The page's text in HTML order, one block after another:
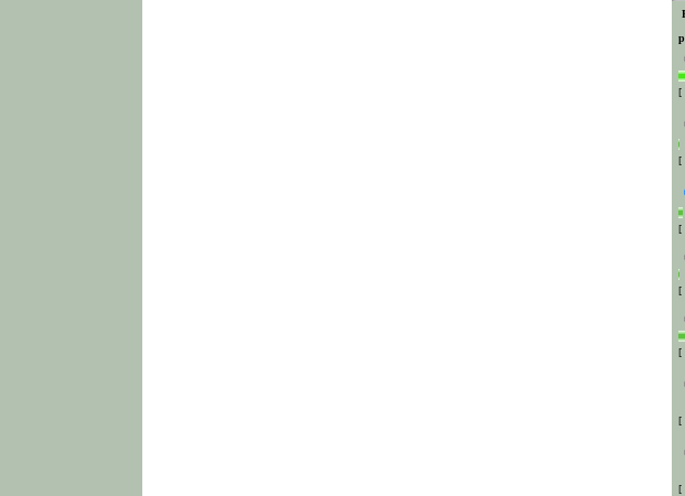
[
[
[
[
[
[
[